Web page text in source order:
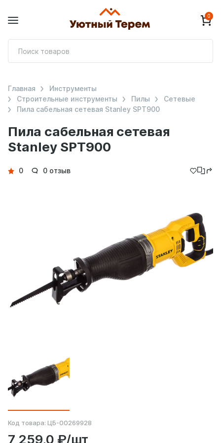
0
Пила сабельная сетевая
Stanley SPT900
Главная
Инструменты
Строительные инструменты
Пилы
Сетевые
Пила сабельная сетевая Stanley SPT900
Детали
0 0 отзыв
Код товара: ЦБ-00269928
7 259,0 ₽/шт